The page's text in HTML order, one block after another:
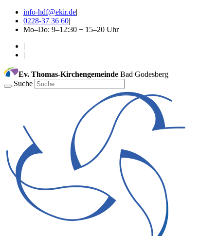
info-hdf@ekir.de|
0228-37 36 60|
Mo–Do: 9–12:30 + 15–20 Uhr
|
|
Ev. Thomas-Kirchengemeinde Bad Godesberg
Suche